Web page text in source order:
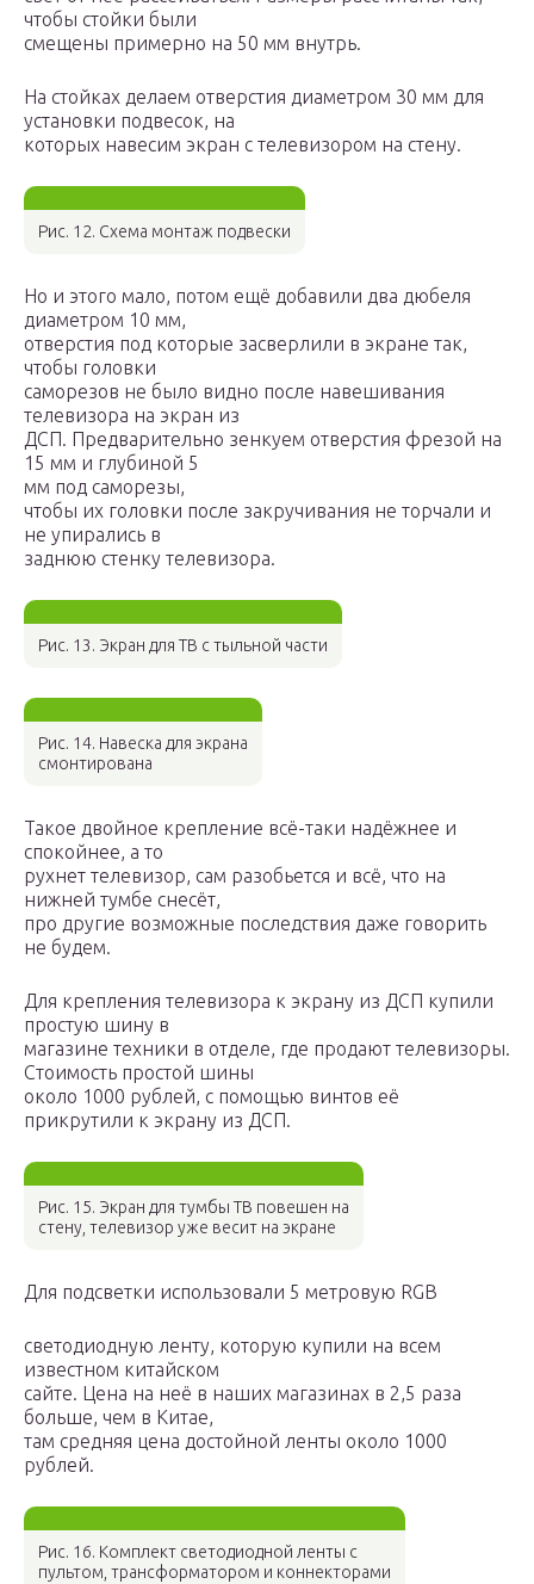
чтобы стойки были
смещены примерно на 50 мм внутрь.
На стойках делаем отверстия диаметром 30 мм для
установки подвесок, на
которых навесим экран с телевизором на стену.
Рис. 12. Схема монтаж подвески
Но и этого мало, потом ещё добавили два дюбеля
диаметром 10 мм,
отверстия под которые засверлили в экране так,
чтобы головки
саморезов не было видно после навешивания
телевизора на экран из
ДСП. Предварительно зенкуем отверстия фрезой на
15 мм и глубиной 5
мм под саморезы,
чтобы их головки после закручивания не торчали и
не упирались в
заднюю стенку телевизора.
Рис. 13. Экран для ТВ с тыльной части
Рис. 14. Навеска для экрана
смонтирована
Такое двойное крепление всё-таки надёжнее и
спокойнее, а то
рухнет телевизор, сам разобьется и всё, что на
нижней тумбе снесёт,
про другие возможные последствия даже говорить
не будем.
Для крепления телевизора к экрану из ДСП купили
простую шину в
магазине техники в отделе, где продают телевизоры.
Стоимость простой шины
около 1000 рублей, с помощью винтов её
прикрутили к экрану из ДСП.
Рис. 15. Экран для тумбы ТВ повешен на
стену, телевизор уже весит на экране
Для подсветки использовали 5 метровую RGB
светодиодную ленту, которую купили на всем
известном китайском
сайте. Цена на неё в наших магазинах в 2,5 раза
больше, чем в Китае,
там средняя цена достойной ленты около 1000
рублей.
Рис. 16. Комплект светодиодной ленты с
пультом, трансформатором и коннекторами